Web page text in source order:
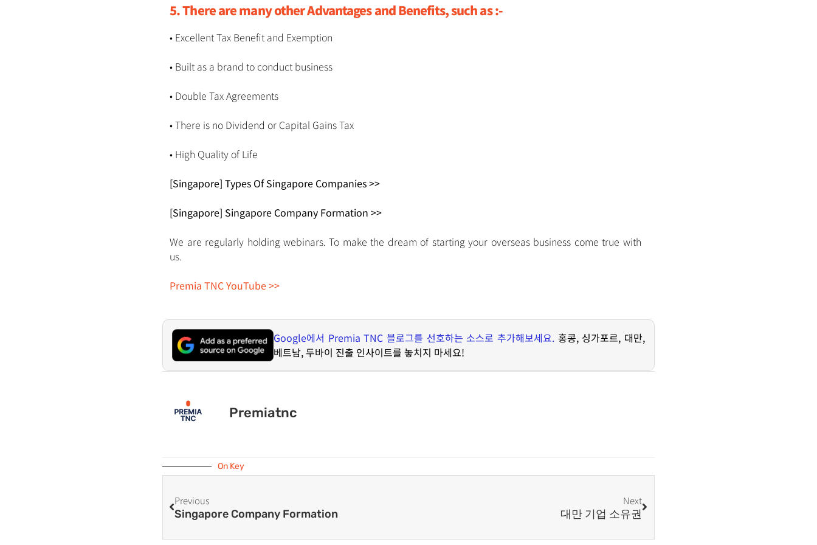
5. There are many other Advantages and Benefits, such as :-
• Excellent Tax Benefit and Exemption
• Built as a brand to conduct business
• Double Tax Agreements
• There is no Dividend or Capital Gains Tax
• High Quality of Life
[Singapore] Types Of Singapore Companies >>
[Singapore] Singapore Company Formation >>
We are regularly holding webinars. To make the dream of starting your overseas business come true with
us.
Premia TNC YouTube >>
Google에서 Premia TNC블로그를 선호하는 소스로 추가해보세요. 홍콩, 싱가포르, 대만,
베트남,두바이 진출 인사이트를 놓치지 마세요!
Premiatnc
On Key
Previous
Singapore Company Formation
Next
대만 기업 소유권